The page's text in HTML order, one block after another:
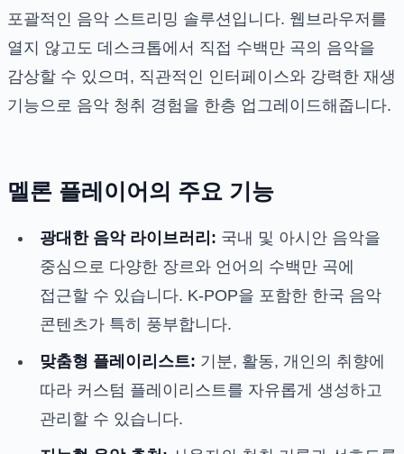
포괄적인 음악 스트리밍 솔루션입니다. 웹브라우저를
열지 않고도 데스크톱에서 직접 수백만 곡의 음악을
감상할 수 있으며, 직관적인 인터페이스와 강력한 재생
기능으로 음악 청취 경험을 한층 업그레이드해줍니다.
멜론 플레이어의 주요 기능
광대한 음악 라이브러리: 국내 및 아시안 음악을
중심으로 다양한 장르와 언어의 수백만 곡에
접근할 수 있습니다. K-POP을 포함한 한국 음악
콘텐츠가 특히 풍부합니다.
맞춤형 플레이리스트: 기분, 활동, 개인의 취향에
따라 커스텀 플레이리스트를 자유롭게 생성하고
관리할 수 있습니다.